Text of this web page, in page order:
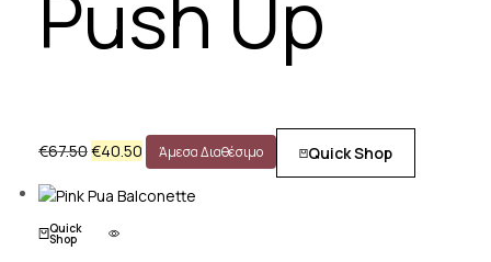
€67.50€40.50 Άμεσα Διαθέσιμο Quick Shop
Quick
Shop